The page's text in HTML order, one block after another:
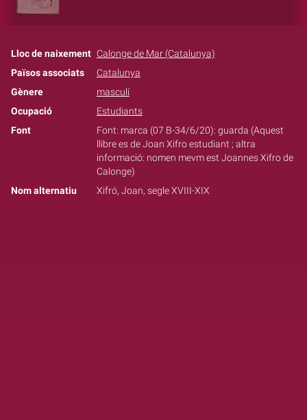
Lloc de naixement Calonge de Mar (Catalunya)
Països associats
Catalunya
Gènere
masculí
Ocupació
Estudiants
Font
Font: marca (07 B-34/6/20): guarda (Aquest
llibre es de Joan Xifro estudiant ; altra
informació: nomen mevm est Joannes Xifro de
Calonge)
Nom alternatiu
Xifró, Joan, segle XVIII-XIX